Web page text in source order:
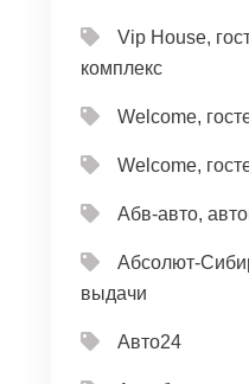
Vip House,
комплекс
Welcome,
Welcome,
Абв-авто,
Абсолют-
выдачи
Авто24